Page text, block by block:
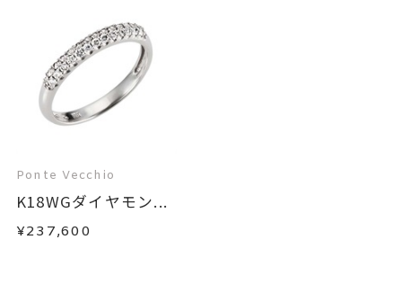
Ponte Vecchio
K18WGダイヤモン...
¥237,600